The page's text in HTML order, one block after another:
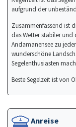
aufgrund der
Zusammenfassend ist
das Wetter stabiler und
Andamanensee zu
wunderschöne
Segelenthusiasten
Beste Segelzeit ist von
Anreise